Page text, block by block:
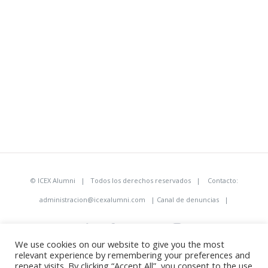
© ICEX Alumni | Todos los derechos reservados | Contacto:
administracion@icexalumni.com | Canal de denuncias |
We use cookies on our website to give you the most
relevant experience by remembering your preferences and
repeat visits. By clicking “Accept All”, you consent to the use